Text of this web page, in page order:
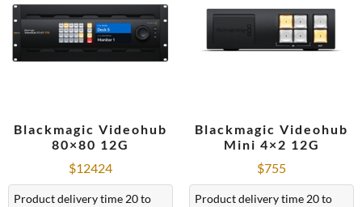
Blackmagic Videohub
80×80 12G
$12424
Product delivery time 20 to
Blackmagic Videohub
Mini 4×2 12G
$755
Product delivery time 20 to